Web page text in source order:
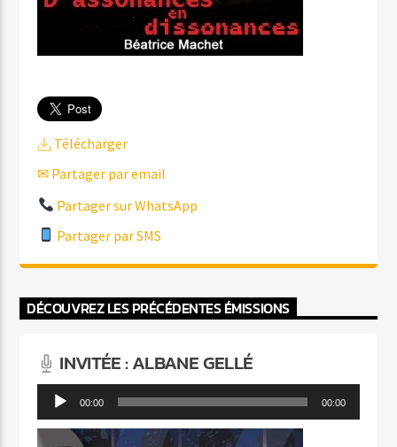
Télécharger
✉ Partager par email
Partager sur WhatsApp
Partager par SMS
DÉCOUVREZ LES PRÉCÉDENTES ÉMISSIONS
INVITÉE : ALBANE GELLÉ
Lecteur
audio
00:00 00:00